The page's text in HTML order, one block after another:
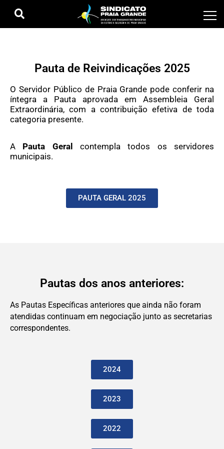
Pauta de Reivindicações 2025
O Servidor Público de Praia Grande pode conferir na
íntegra a Pauta aprovada em Assembleia Geral
Extraordinária, com a contribuição efetiva de toda
categoria presente.
A Pauta Geral
contempla todos os servidores
municipais.
PAUTA GERAL 2025
Pautas dos anos anteriores:
As Pautas Específicas anteriores que ainda não foram
atendidas continuam em negociação junto as secretarias
correspondentes.
2024
2023
2022